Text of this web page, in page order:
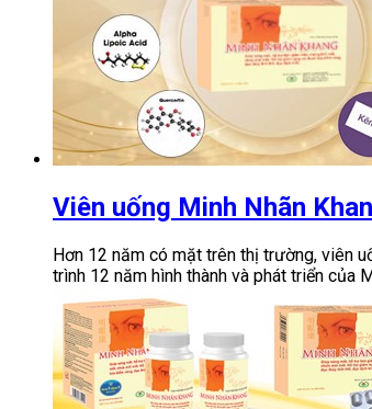
Viên uống Minh Nhãn
Hơn 12 năm có mặt trên thị trường, viên
trình 12 năm hình thành và phát triển của